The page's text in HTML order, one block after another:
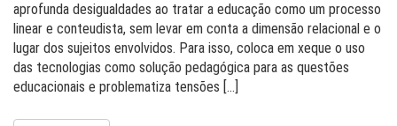
aprofunda desigualdades ao tratar a educação como um processo
linear e conteudista, sem levar em conta a dimensão relacional e o
lugar dos sujeitos envolvidos. Para isso, coloca em xeque o uso
das tecnologias como solução pedagógica para as questões
educacionais e problematiza tensões […]